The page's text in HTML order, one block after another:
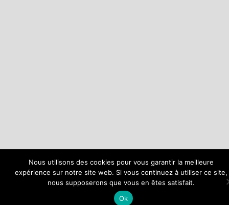
Nous utilisons des cookies pour vous garantir la meilleure
expérience sur notre site web. Si vous continuez à utiliser ce site,
nous supposerons que vous en êtes satisfait.
Ok